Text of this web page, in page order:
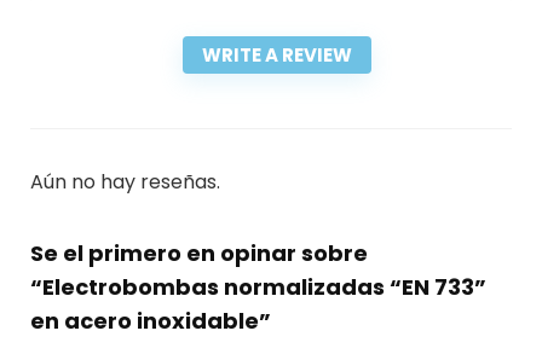
WRITE A REVIEW
Aún no hay reseñas.
Se el primero en opinar sobre
“Electrobombas normalizadas “EN 733”
en acero inoxidable”